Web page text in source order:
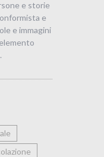
e storie
e
e immagini